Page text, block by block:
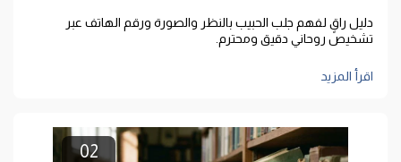
دليل راقٍ لفهم جلب الحبيب بالنظر والصورة ورقم الهاتف عبر
تشخيص روحاني دقيق ومحترم.
اقرأ المزيد
02